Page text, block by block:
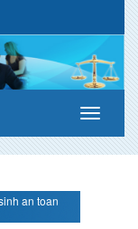
an toan